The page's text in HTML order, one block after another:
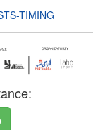
TIMING